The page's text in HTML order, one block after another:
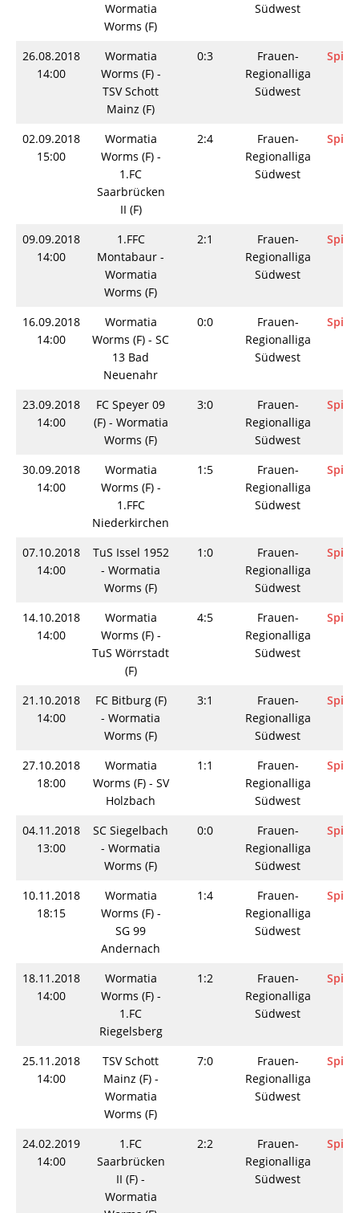
Wormatia
Worms (F)
Südwest
26.08.2018
14:00
Wormatia
Worms (F) -
TSV Schott
Mainz (F)
0:3
Frauen-
Regionalliga
Südwest
02.09.2018
15:00
Wormatia
Worms (F) -
1.FC
Saarbrücken
II (F)
2:4
Frauen-
Regionalliga
Südwest
09.09.2018
14:00
1.FFC
Montabaur -
Wormatia
Worms (F)
2:1
Frauen-
Regionalliga
Südwest
16.09.2018
14:00
Wormatia
Worms (F) - SC
13 Bad
Neuenahr
0:0
Frauen-
Regionalliga
Südwest
23.09.2018
14:00
FC Speyer 09
(F) - Wormatia
Worms (F)
3:0
Frauen-
Regionalliga
Südwest
30.09.2018
14:00
Wormatia
Worms (F) -
1.FFC
Niederkirchen
1:5
Frauen-
Regionalliga
Südwest
07.10.2018
14:00
TuS Issel 1952
- Wormatia
Worms (F)
1:0
Frauen-
Regionalliga
Südwest
14.10.2018
14:00
Wormatia
Worms (F) -
TuS Wörrstadt
(F)
4:5
Frauen-
Regionalliga
Südwest
21.10.2018
14:00
FC Bitburg (F)
- Wormatia
Worms (F)
3:1
Frauen-
Regionalliga
Südwest
27.10.2018
18:00
Wormatia
Worms (F) - SV
Holzbach
1:1
Frauen-
Regionalliga
Südwest
04.11.2018
13:00
SC Siegelbach
- Wormatia
Worms (F)
0:0
Frauen-
Regionalliga
Südwest
10.11.2018
18:15
Wormatia
Worms (F) -
SG 99
Andernach
1:4
Frauen-
Regionalliga
Südwest
18.11.2018
14:00
Wormatia
Worms (F) -
1.FC
Riegelsberg
1:2
Frauen-
Regionalliga
Südwest
25.11.2018
14:00
TSV Schott
Mainz (F) -
Wormatia
Worms (F)
7:0
Frauen-
Regionalliga
Südwest
24.02.2019
14:00
1.FC
Saarbrücken
II (F) -
Wormatia
2:2
Frauen-
Regionalliga
Südwest